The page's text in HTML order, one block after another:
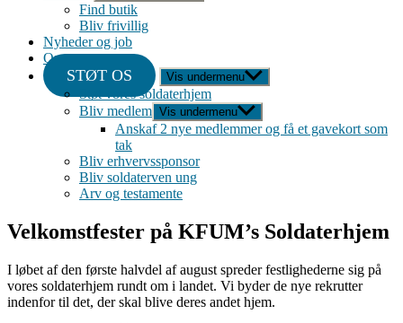
Find butik
Bliv frivillig
Nyheder og job
Om
STØT OS Vis undermenu
Støt vores soldaterhjem
Bliv medlem Vis undermenu
Anskaf 2 nye medlemmer og få et gavekort som
tak
Bliv erhvervssponsor
Bliv soldaterven ung
Arv og testamente
Velkomstfester på KFUM’s Soldaterhjem
I løbet af den første halvdel af august spreder festlighederne sig på
vores soldaterhjem rundt om i landet. Vi byder de nye rekrutter
indenfor til det, der skal blive deres andet hjem.